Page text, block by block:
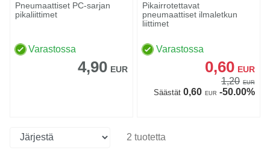
Pneumaattiset PC-sarjan
pikaliittimet
Varastossa
4,90 EUR
Pikairrotettavat
pneumaattiset ilmaletkun
liittimet
Varastossa
0,60 EUR
1,20 EUR
Säästät0,60 EUR -50.00%
2 tuotetta